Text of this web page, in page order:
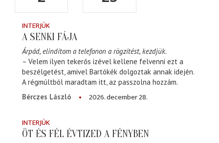
INTERJÚK
A SENKI FÁJA
Árpád, elindítom a telefonon a rögzítést, kezdjük.
– Velem ilyen tekerős izével kellene felvenni ezt a
beszélgetést, amivel Bartókék dolgoztak annak idején.
A régmúltból maradtam itt, az passzolna hozzám.
Bérczes László
2026. december 28.
INTERJÚK
ÖT ÉS FÉL ÉVTIZED A FÉNYBEN